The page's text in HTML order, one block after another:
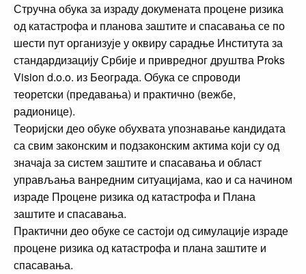
Стручна обука за израду докумената процене ризика
од катастрофа и планова заштите и спасавања се по
шести пут организује у оквиру сарадње Института за
стандардизацију Србије и привредног друштва Proks
Vision d.o.o. из Београда. Обука се спроводи
теоретски (предавања) и практично (вежбе,
радионице).
Теоријски део обуке обухвата упознавање кандидата
са свим законским и подзаконским актима који су од
значаја за систем заштите и спасавања и област
управљања ванредним ситуацијама, као и са начином
израде Процене ризика од катастрофа и Плана
заштите и спасавања.
Практични део обуке се састоји од симулације израде
процене ризика од катастрофа и плана заштите и
спасавања.